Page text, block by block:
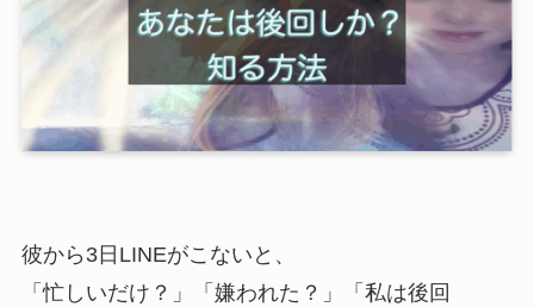
彼から3日LINEがこないと、
「忙しいだけ？」「嫌われた？」「私は後回